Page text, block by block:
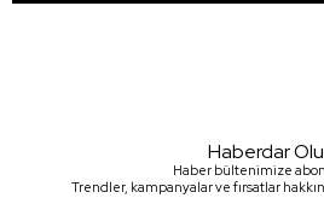
Haberdar
Haber bültenimize
Trendler, kampanyalar ve fırsatlar